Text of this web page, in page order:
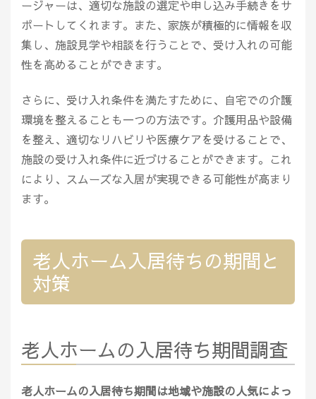
ージャーは、適切な施設の選定や申し込み手続きをサ
ポートしてくれます。また、家族が積極的に情報を収
集し、施設見学や相談を行うことで、受け入れの可能
性を高めることができます。
さらに、受け入れ条件を満たすために、自宅での介護
環境を整えることも一つの方法です。介護用品や設備
を整え、適切なリハビリや医療ケアを受けることで、
施設の受け入れ条件に近づけることができます。これ
により、スムーズな入居が実現できる可能性が高まり
ます。
老人ホーム入居待ちの期間と
対策
老人ホームの入居待ち期間調査
老人ホームの入居待ち期間は地域や施設の人気によっ